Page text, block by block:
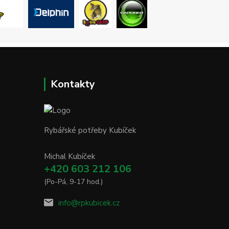
Kontakty
Rybářské potřeby Kubíček
Michal Kubíček
+420 603 212 106
(Po-Pá, 9-17 hod.)
info@rpkubicek.cz